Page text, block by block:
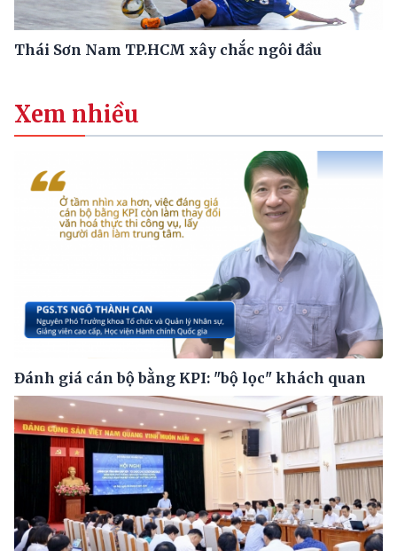
Thái Sơn Nam TP.HCM xây chắc ngôi đầu
Xem nhiều
Đánh giá cán bộ bằng KPI: "bộ lọc" khách quan